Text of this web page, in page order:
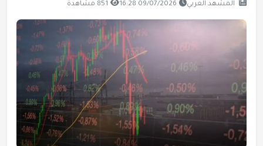
المشهد العربي 09/07/2026 16:28 851 مشاهدة